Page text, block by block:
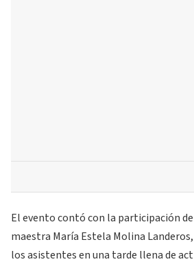
El evento contó con la participación
maestra María Estela Molina
los asistentes en una tarde llena de